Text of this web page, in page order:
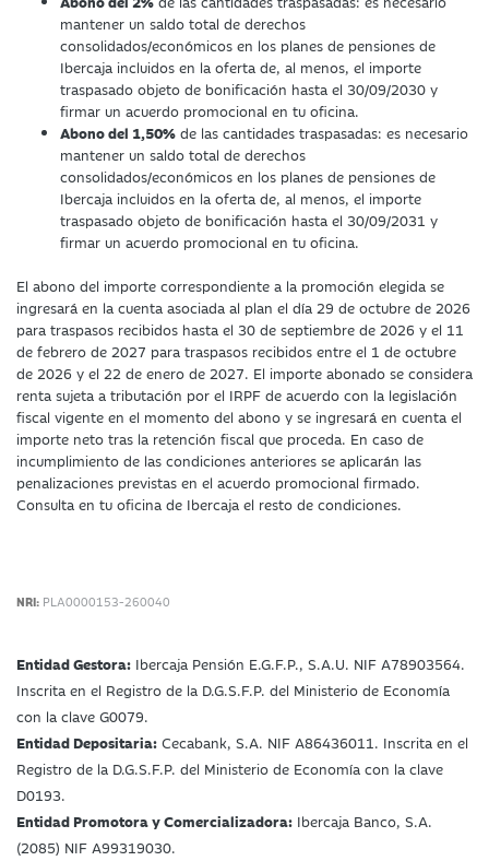
mantener un saldo total de derechos
consolidados/económicos en los planes de pensiones de
Ibercaja incluidos en la oferta de, al menos, el importe
traspasado objeto de bonificación hasta el 30/09/2030 y
firmar un acuerdo promocional en tu oficina.
Abono del 1,50% de las cantidades traspasadas: es necesario
mantener un saldo total de derechos
consolidados/económicos en los planes de pensiones de
Ibercaja incluidos en la oferta de, al menos, el importe
traspasado objeto de bonificación hasta el 30/09/2031 y
firmar un acuerdo promocional en tu oficina.
El abono del importe correspondiente a la promoción elegida se
ingresará en la cuenta asociada al plan el día 29 de octubre de 2026
para traspasos recibidos hasta el 30 de septiembre de 2026 y el 11
de febrero de 2027 para traspasos recibidos entre el 1 de octubre
de 2026 y el 22 de enero de 2027. El importe abonado se considera
renta sujeta a tributación por el IRPF de acuerdo con la legislación
fiscal vigente en el momento del abono y se ingresará en cuenta el
importe neto tras la retención fiscal que proceda. En caso de
incumplimiento de las condiciones anteriores se aplicarán las
penalizaciones previstas en el acuerdo promocional firmado.
Consulta en tu oficina de Ibercaja el resto de condiciones.
NRI: PLA0000153-260040
Entidad Gestora: Ibercaja Pensión E.G.F.P., S.A.U. NIF A78903564.
Inscrita en el Registro de la D.G.S.F.P. del Ministerio de Economía
con la clave G0079.
Entidad Depositaria: Cecabank, S.A. NIF A86436011. Inscrita en el
Registro de la D.G.S.F.P. del Ministerio de Economía con la clave
D0193.
Entidad Promotora y Comercializadora: Ibercaja Banco, S.A.
(2085) NIF A99319030.